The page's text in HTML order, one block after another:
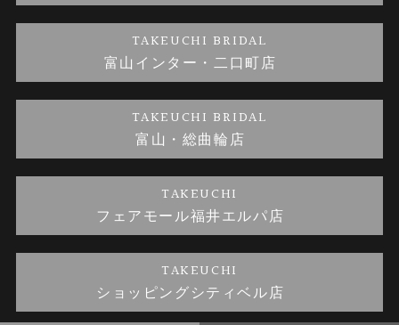
金澤指輪工房｜手作り婚約指輪プロポーズプラン
TAKEUCHI BRIDAL
富山インター・二口町店
TAKEUCHI BRIDAL
富山・総曲輪店
TAKEUCHI
フェアモール福井エルパ店
TAKEUCHI
ショッピングシティベル店